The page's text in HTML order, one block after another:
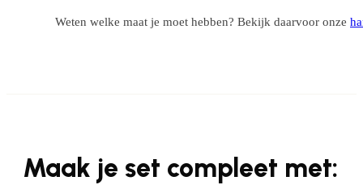
Weten welke maat je moet hebben? Bekijk daarvoor onze
Maak je set compleet met: